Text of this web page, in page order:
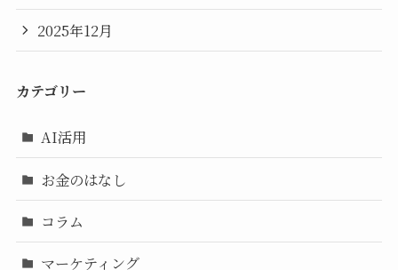
2025年12月
カテゴリー
AI活用
お金のはなし
コラム
マーケティング